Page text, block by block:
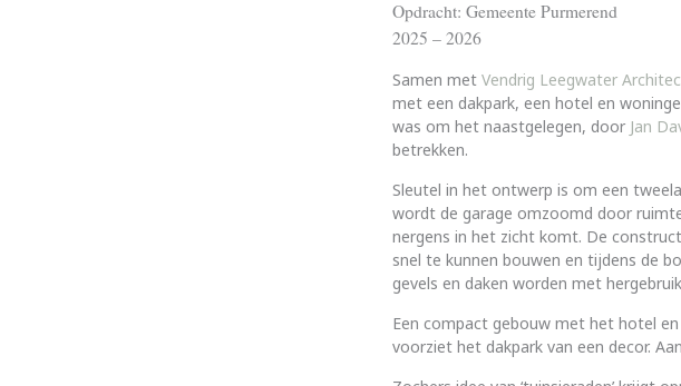
Opdracht: Gemeente Purmerend
2025 – 2026
Samen met Vendrig Leegwater
met een dakpark, een hotel en
was om het naastgelegen, door Jan
betrekken.
Sleutel in het ontwerp is om een
wordt de garage omzoomd door
nergens in het zicht komt. De
snel te kunnen bouwen en tijdens de
gevels en daken worden met
Een compact gebouw met het hotel
voorziet het dakpark van een decor.